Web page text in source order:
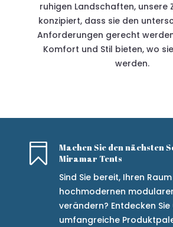
ruhigen Landschaften, unsere
konzipiert, dass sie den
Anforderungen gerecht
Komfort und Stil bieten, wo
werden.

Machen Sie den nächsten
Miramar Tents
Sind Sie bereit, Ihren
hochmodernen
verändern? Entdecken Sie
umfangreiche